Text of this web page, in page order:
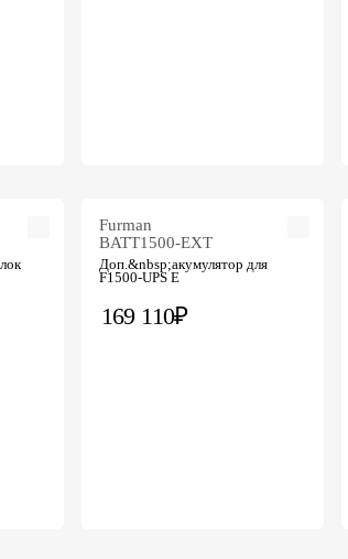
Furman
BATT1500-EXT
Доп.&nbsp;акумулятор для
F1500-UPS E
169 110₽